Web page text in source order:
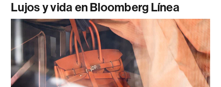
Lujos y vida en Bloomberg Línea